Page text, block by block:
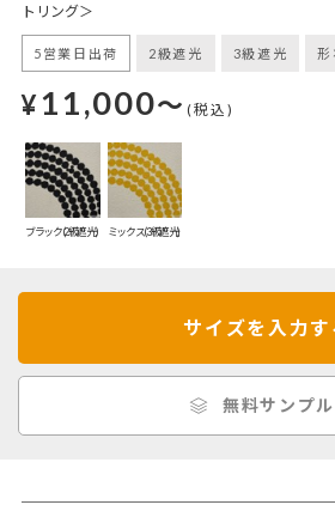
トリング＞
5営業日出荷 2級遮光 3級遮光 形
¥11,000～ (税込)
ブラック(2級遮光) ミックス(3級遮光)
サイズを入力す
無料サンプル